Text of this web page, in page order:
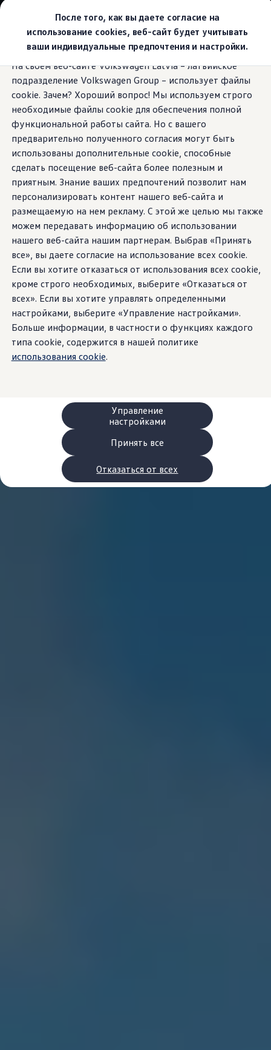
После того, как вы даете согласие на
использование cookies, веб-сайт будет учитывать
ваши индивидуальные предпочтения и настройки.
На своем веб-сайте Volkswagen Latvia – латвийское
подразделение Volkswagen Group – использует файлы
cookie. Зачем? Хороший вопрос! Мы используем строго
необходимые файлы cookie для обеспечения полной
функциональной работы сайта. Но с вашего
предварительно полученного согласия могут быть
использованы дополнительные cookie, способные
сделать посещение веб-сайта более полезным и
приятным. Знание ваших предпочтений позволит нам
персонализировать контент нашего веб-сайта и
размещаемую на нем рекламу. С этой же целью мы также
можем передавать информацию об использовании
нашего веб-сайта нашим партнерам. Выбрав «Принять
все», вы даете согласие на использование всех cookie.
Если вы хотите отказаться от использования всех cookie,
кроме строго необходимых, выберите «Отказаться от
всех». Если вы хотите управлять определенными
настройками, выберите «Управление настройками».
Больше информации, в частности о функциях каждого
типа cookie, содержится в нашей политике
использования cookie.
Принять все
Отказаться от всех
Управление
настройками
основному
содержанию
нижнему
колонтитулу
Выбери свой Volkswagen
Модельный ряд
Новый ID.Cross
Открой для себя семейство внедорожников
Предложения и услуги
Юбилейное предложение
Автомобильный онлайн-магазин Volkswagen
Обмен автомобилей
Лизинг Volkswagen
Гарантия
Бесплатная регистрация для вашего нового
Взаимодействие в сети простыми словами
VW Connect
Активация
Все службы
VW Connect для Вашего ID.
Обновления (Upgrades)
Car-Net
App-Connect
Fleet Interface Data
O Volkswagen
Получи больше
Владельцы и услуги
Сервис и запчасти
Преимущества Volkswagen
Техобслуживание
Ремонт и проверки
Моторное масло и технические жидкости
Колеса и шины
Помощь при авариях и поломках
Обслуживание автомобилей
Аксессуары
Персонализация
Настенная зарядная станция и кабели для
Важная информация для клиентов
Переработка и возврат продукции
Кампании по отзыву автомобилей
Предупредительные и контрольные
Обновления программного обеспечения
Обновления программного обеспечения для